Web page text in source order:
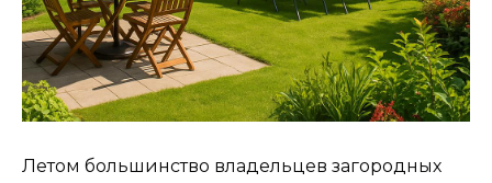
Летом большинство владельцев загородных